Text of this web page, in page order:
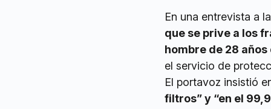
En una entrevista a
que se prive a los
hombre de 28
el servicio de
El portavoz insistió
filtros” y “en el